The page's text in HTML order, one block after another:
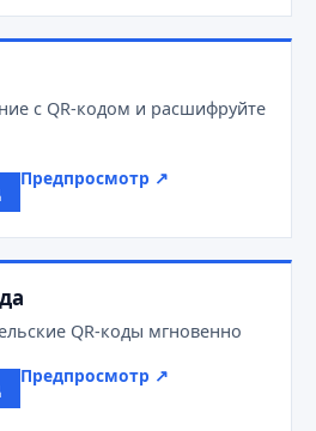
с QR-кодом и расшифруйте
Предпросмотр ↗
QR-коды мгновенно
Предпросмотр ↗